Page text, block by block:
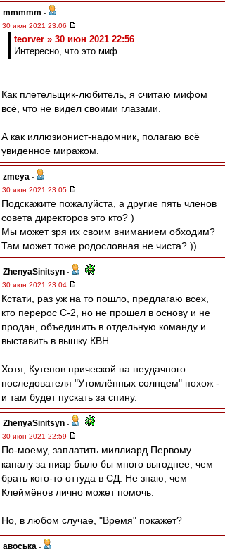
mmmmm -
30 июн 2021 23:06
teorver » 30 июн 2021 22:56
Интересно, что это миф.
Как плетельщик-любитель, я считаю мифом
всё, что не видел своими глазами.
А как иллюзионист-надомник, полагаю всё
увиденное миражом.
zmeya -
30 июн 2021 23:05
Подскажите пожалуйста, а другие пять членов
совета директоров это кто? )
Мы может зря их своим вниманием обходим?
Там может тоже родословная не чиста? ))
ZhenyaSinitsyn -
30 июн 2021 23:04
Кстати, раз уж на то пошло, предлагаю всех,
кто перерос С-2, но не прошел в основу и не
продан, объединить в отдельную команду и
выставить в вышку КВН.
Хотя, Кутепов прической на неудачного
последователя "Утомлённых солнцем" похож -
и там будет пускать за спину.
ZhenyaSinitsyn -
30 июн 2021 22:59
По-моему, заплатить миллиард Первому
каналу за пиар было бы много выгоднее, чем
брать кого-то оттуда в СД. Не знаю, чем
Клеймёнов лично может помочь.
Но, в любом случае, "Время" покажет?
авоська -